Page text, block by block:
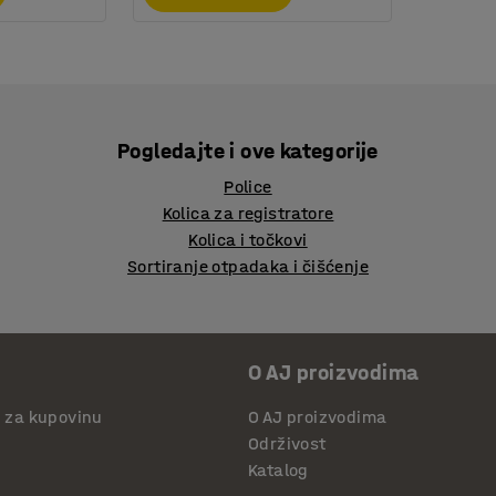
Pogledajte i ove kategorije
Police
Kolica za registratore
Kolica i točkovi
Sortiranje otpadaka i čišćenje
kupovinu
O AJ proizvodima
O AJ proizvodima
Održivost
Katalog